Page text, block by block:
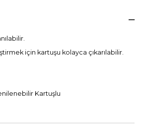
için kartuşu kolayca çıkarılabilir.
Kartuşlu